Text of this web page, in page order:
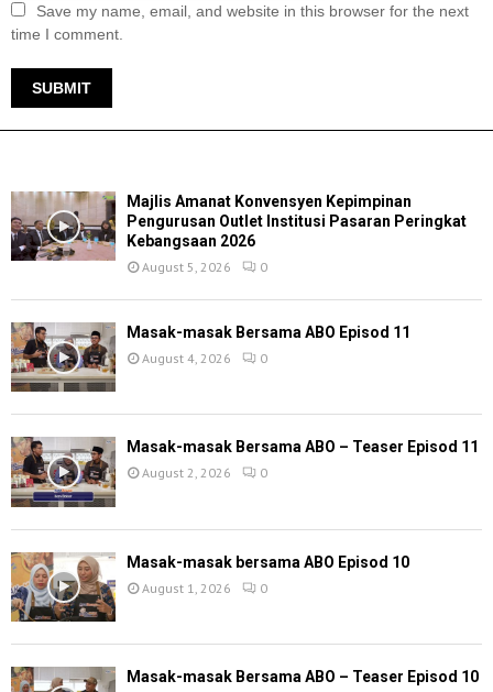
Save my name, email, and website in this browser for the next
time I comment.
Majlis Amanat Konvensyen Kepimpinan
Pengurusan Outlet Institusi Pasaran Peringkat
Kebangsaan 2026
August 5, 2026 0
Masak-masak Bersama ABO Episod 11
August 4, 2026 0
Masak-masak Bersama ABO – Teaser Episod 11
August 2, 2026 0
Masak-masak bersama ABO Episod 10
August 1, 2026 0
Masak-masak Bersama ABO – Teaser Episod 10